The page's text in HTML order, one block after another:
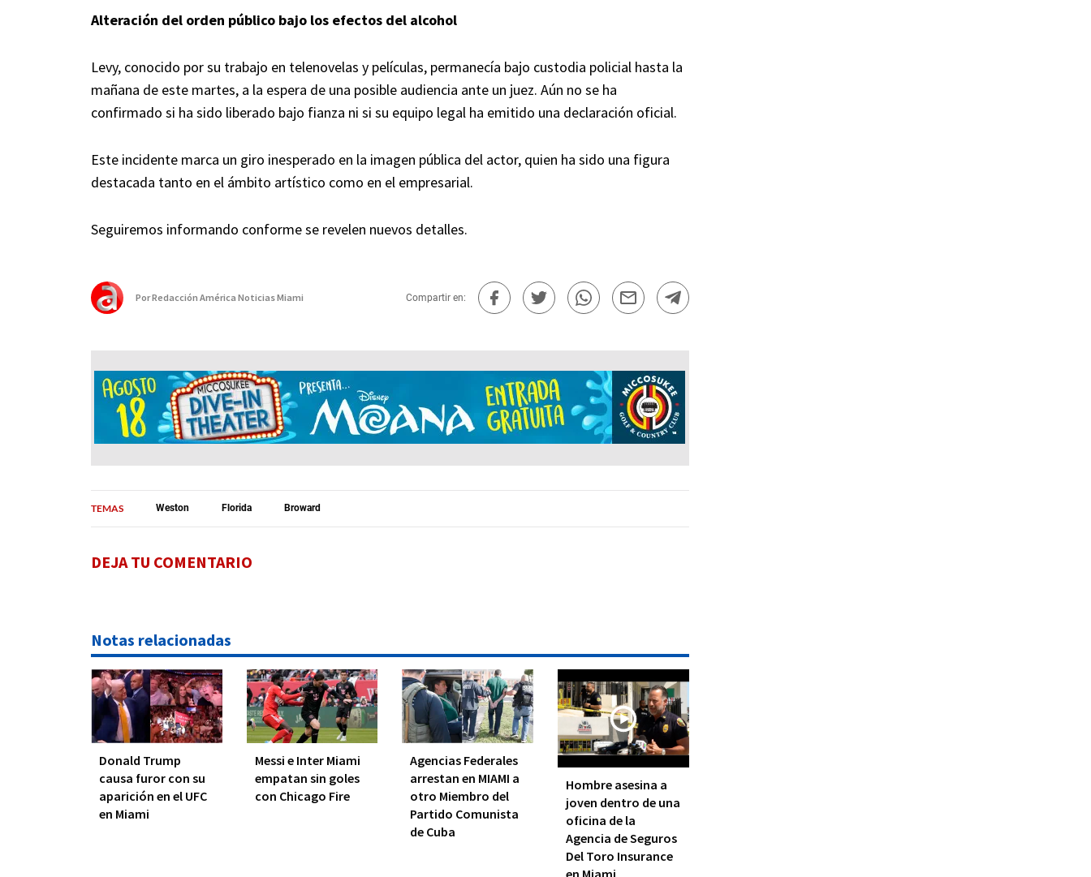
Alteración del orden público bajo los efectos del alcohol
Levy, conocido por su trabajo en telenovelas y películas, permanecía bajo custodia policial hasta la
mañana de este martes, a la espera de una posible audiencia ante un juez. Aún no se ha
confirmado si ha sido liberado bajo fianza ni si su equipo legal ha emitido una declaración oficial.
Este incidente marca un giro inesperado en la imagen pública del actor, quien ha sido una figura
destacada tanto en el ámbito artístico como en el empresarial.
Seguiremos informando conforme se revelen nuevos detalles.
PorRedacción América Noticias Miami Compartir en:
TEMAS Weston Florida Broward
DEJA TU COMENTARIO
Notas relacionadas
Donald Trump
causa furor con su
aparición en el UFC
en Miami
Messi e Inter Miami
empatan sin goles
con Chicago Fire
Agencias Federales
arrestan en MIAMI a
otro Miembro del
Partido Comunista
de Cuba
Hombre asesina a
joven dentro de una
oficina de la
Agencia de Seguros
Del Toro Insurance